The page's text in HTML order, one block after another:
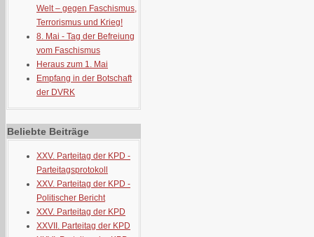
Welt – gegen Faschismus,
Terrorismus und Krieg!
8. Mai - Tag der Befreiung
vom Faschismus
Heraus zum 1. Mai
Empfang in der Botschaft
der DVRK
Beliebte Beiträge
XXV. Parteitag der KPD -
Parteitagsprotokoll
XXV. Parteitag der KPD -
Politischer Bericht
XXV. Parteitag der KPD
XXVII. Parteitag der KPD